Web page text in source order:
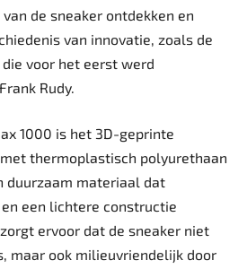
de sneaker ontdekken en
van innovatie, zoals de
voor het eerst werd
Rudy.
1000 is het 3D-geprinte
thermoplastisch polyurethaan
duurzaam materiaal dat
een lichtere constructie
ervoor dat de sneaker niet
maar ook milieuvriendelijk door